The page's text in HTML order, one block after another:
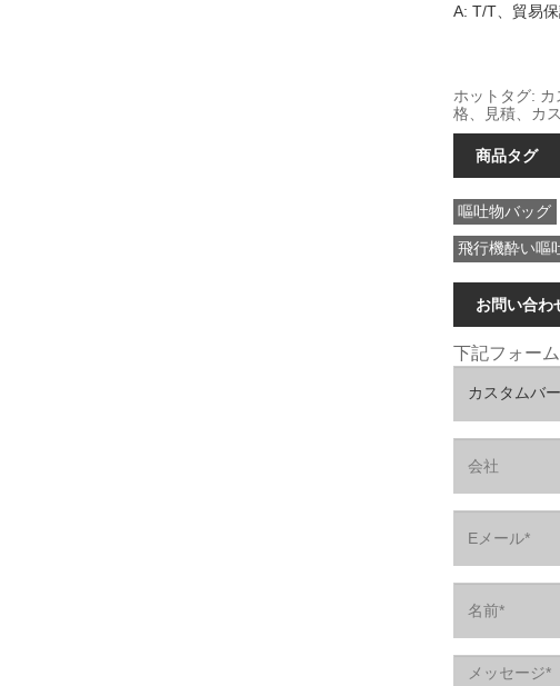
A: T/T、貿易保
ホットタグ:
格、見積、カ
商品タグ
嘔吐物バッグ
飛行機酔い嘔
お問い合わ
下記フォー